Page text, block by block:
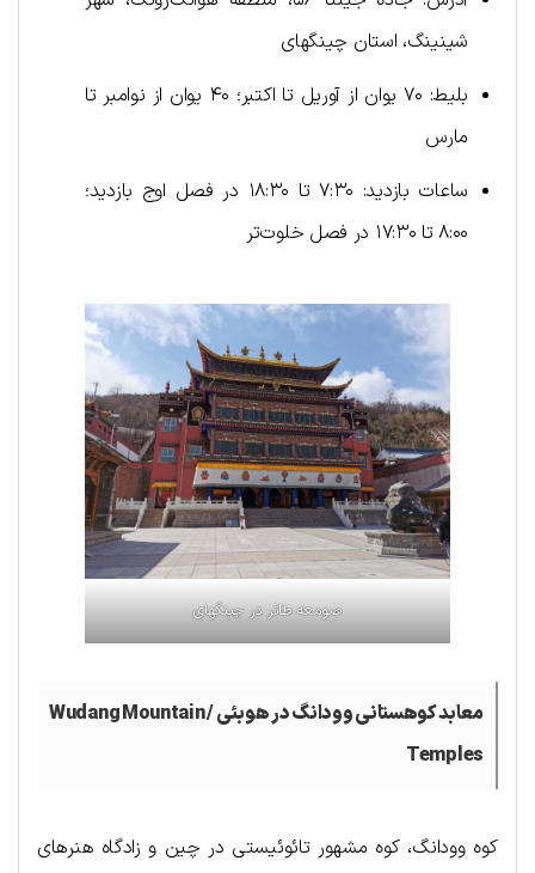
شینینگ، استان چینگهای
بلیط: ۷۰ یوان از آوریل تا اکتبر؛ ۴۰ یوان از نوامبر تا
مارس
ساعات بازدید: ۷:۳۰ تا ۱۸:۳۰ در فصل اوج بازدید؛
۸:۰۰ تا ۱۷:۳۰ در فصل خلوت‌تر
صومعه طائر در چینگهای
معابد کوهستانی وودانگ در هوبئی /Wudang Mountain
Temples
کوه وودانگ، کوه مشهور تائوئیستی در چین و زادگاه هنرهای